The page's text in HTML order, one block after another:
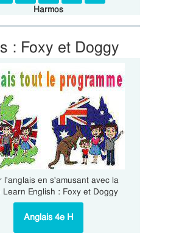
Harmos
: Foxy et Doggy
l'anglais en s'amusant avec la
Learn English : Foxy et Doggy
Anglais 4e H